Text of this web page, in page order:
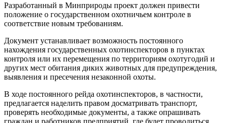
Разработанный в Минприроды проект должен привести
положение о государственном охотничьем контроле в
соответствие новым требованиям.
Документ устанавливает возможность постоянного
нахождения государственных охотинспекторов в пунктах
контроля или их перемещения по территориям охотугодий и
других мест обитания диких животных для предупреждения,
выявления и пресечения незаконной охоты.
В ходе постоянного рейда охотинспекторов, в частности,
предлагается наделить правом досматривать транспорт,
проверять необходимые документы, а также опрашивать
граждан и работников предприятий, где будет проводиться